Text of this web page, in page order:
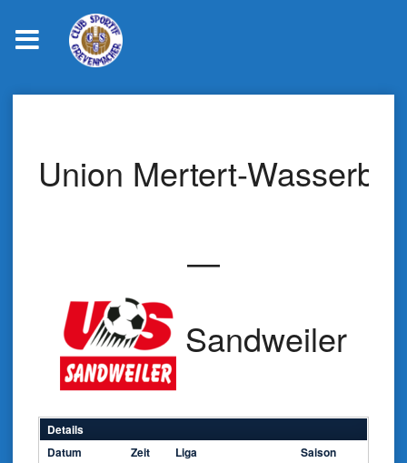
Union Mertert-
—
Sandweiler
Details
Datum
Zeit Liga Saison